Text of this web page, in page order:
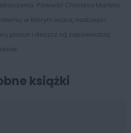
Powieść Charlesa Martina
w którym wiara, nadzieja i
piorun i deszcz są zapowiedzią
książki